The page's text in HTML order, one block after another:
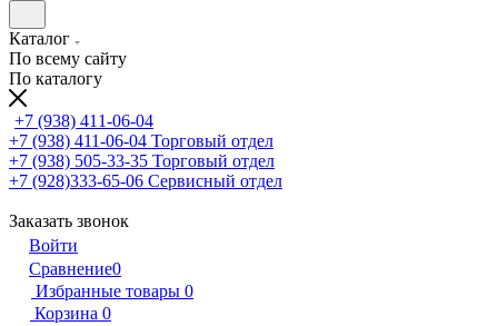
Каталог
По всему сайту
По каталогу
+7 (938) 411-06-04
+7 (938) 411-06-04 Торговый отдел
+7 (938) 505-33-35 Торговый отдел
+7 (928)333-65-06 Сервисный отдел
Заказать звонок
Войти
Сравнение0
Избранные товары 0
Корзина 0